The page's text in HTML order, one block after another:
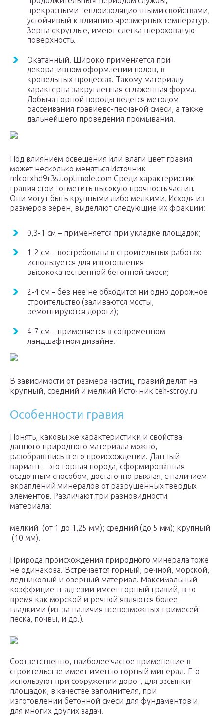
прекрасными теплоизоляционными свойствами,
устойчивый к влиянию чрезмерных температур.
Зерна округлые, имеют слегка шероховатую
поверхность.
Окатанный. Широко применяется при
декоративном оформлении полов, в
кровельных процессах. Такому материалу
характерна закругленная сглаженная форма.
Добыча горной породы ведется методом
рассеивания гравиево-песчаной смеси, а также
дальнейшего проведения промывания.
Под влиянием освещения или влаги цвет гравия
может несколько меняться Источник
mlcorxhd9r3s.i.optimole.com Среди характеристик
гравия стоит отметить высокую прочность частиц.
Они могут быть крупными либо мелкими. Исходя из
размеров зерен, выделяют следующие их фракции:
0,3-1 см – применяется при укладке площадок;
1-2 см – востребована в строительных работах:
используется для изготовления
высококачественной бетонной смеси;
2-4 см – без нее не обходится ни одно дорожное
строительство (заливаются мосты,
ремонтируются дороги);
4-7 см – применяется в современном
ландшафтном дизайне.
В зависимости от размера частиц, гравий делят на
крупный, средний и мелкий Источник teh-stroy.ru
Особенности гравия
Понять, каковы же характеристики и свойства
данного природного материала можно,
разобравшись в его происхождении. Данный
вариант – это горная порода, сформированная
осадочным способом, достаточно рыхлая, с наличием
вкраплений минералов от разрушенных твердых
элементов. Различают три разновидности
материала:
мелкий (от 1 до 1,25 мм); средний (до 5 мм); крупный
(10 мм).
Природа происхождения природного минерала тоже
не одинакова. Встречается горный, речной, морской,
ледниковый и озерный материал. Максимальный
коэффициент адгезии имеет горный гравий, в то
время как морской и речной являются более
гладкими (из-за наличия всевозможных примесей –
песка, почвы, и др.).
Соответственно, наиболее частое применение в
строительстве имеет именно горный минерал. Его
используют при сооружении дорог, для засыпки
площадок, в качестве заполнителя, при
изготовлении бетонной смеси для фундаментов и
для многих других задач.